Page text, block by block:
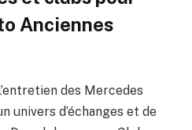
Anciennes
des Mercedes
univers d’échanges et de